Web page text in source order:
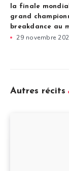
la finale
grand
breakdance au
29 novembre
Autres récits